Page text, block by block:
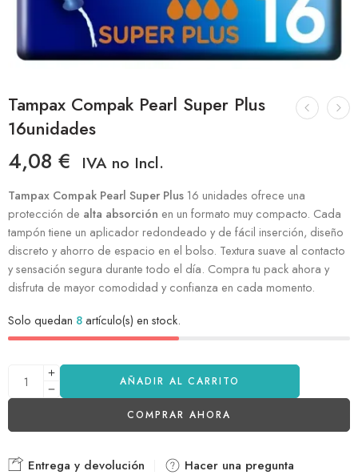
Tampax Compak Pearl Super Plus
16unidades
4,08 € IVA no Incl.
Tampax Compak Pearl Super Plus 16 unidades ofrece una
protección de alta absorción en un formato muy compacto. Cada
tampón tiene un aplicador redondeado y de fácil inserción, diseño
discreto y ahorro de espacio en el bolso. Textura suave al contacto
y sensación segura durante todo el día. Compra tu pack ahora y
disfruta de mayor comodidad y confianza en cada momento.
Solo quedan 8artículo(s) en stock.
AÑADIR AL CARRITO
COMPRAR AHORA
Entrega y devolución
Hacer una pregunta